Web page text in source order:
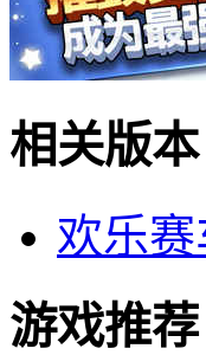
相关版本
欢乐
游戏推荐